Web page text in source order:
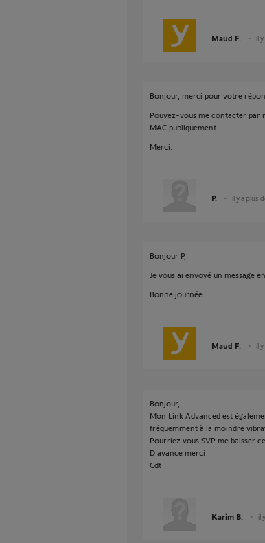
Maud F. il
Bonjour, merci pour votre
Pouvez-vous me contacter par
MAC publiquement.
Merci.
P. il y a plus
Bonjour P,
Je vous ai envoyé un message
Bonne journée.
Maud F. il
Bonjour,
Mon Link Advanced est
fréquemment à la moindre
Pourriez vous SVP me baisser
D avance merci
Cdt
Karim B. il